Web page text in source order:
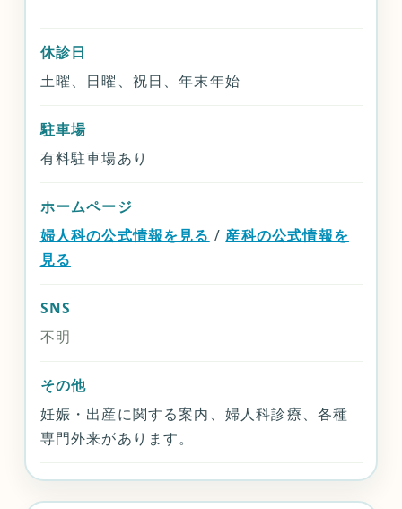
休診日
土曜、日曜、祝日、年末年始
駐車場
有料駐車場あり
ホームページ
婦人科の公式情報を見る / 産科の公式情報を
見る
SNS
不明
その他
妊娠・出産に関する案内、婦人科診療、各種
専門外来があります。